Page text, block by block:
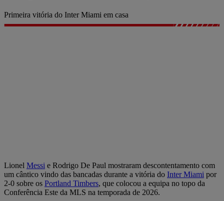
Primeira vitória do Inter Miami em casa
Lionel Messi e Rodrigo De Paul mostraram descontentamento com
um cântico vindo das bancadas durante a vitória do Inter Miami por
2-0 sobre os Portland Timbers, que colocou a equipa no topo da
Conferência Este da MLS na temporada de 2026.